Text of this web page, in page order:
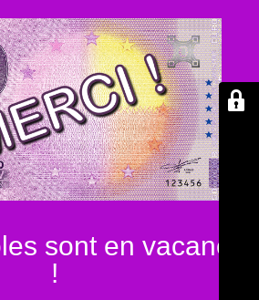
sont en vacances
!